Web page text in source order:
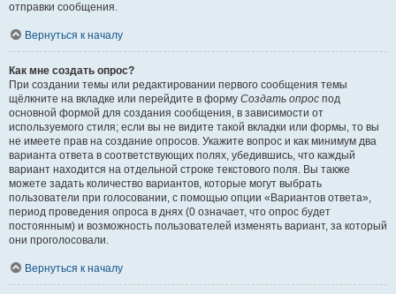
отправки сообщения.
Вернуться к началу
Как мне создать опрос?
При создании темы или редактировании первого сообщения темы
щёлкните на вкладке или перейдите в форму Создать опрос под
основной формой для создания сообщения, в зависимости от
используемого стиля; если вы не видите такой вкладки или формы, то вы
не имеете прав на создание опросов. Укажите вопрос и как минимум два
варианта ответа в соответствующих полях, убедившись, что каждый
вариант находится на отдельной строке текстового поля. Вы также
можете задать количество вариантов, которые могут выбрать
пользователи при голосовании, с помощью опции «Вариантов ответа»,
период проведения опроса в днях (0 означает, что опрос будет
постоянным) и возможность пользователей изменять вариант, за который
они проголосовали.
Вернуться к началу